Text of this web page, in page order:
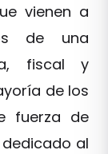
vienen a
de una
fiscal y
de los
fuerza de
al